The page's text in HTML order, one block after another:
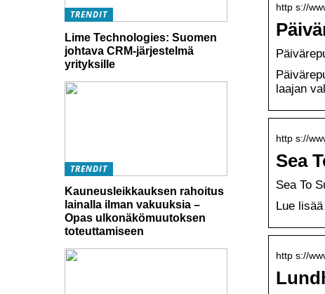
http s://
laajan
http s://
Sea
Sea To
Lue
http s://
TRENDIT
Lime Technologies: Suomen
johtava CRM-järjestelmä
yrityksille
TRENDIT
Kauneusleikkauksen rahoitus
lainalla ilman vakuuksia –
Opas ulkonäkömuutoksen
toteuttamiseen